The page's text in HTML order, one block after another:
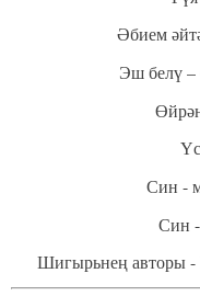
Әбием
Эш белү –
Син -
Син
Шигырьнең авторы